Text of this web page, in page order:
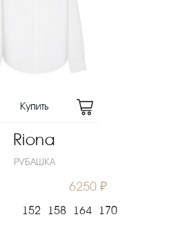
Riona
РУБАШКА
6250 ₽
152 158 164 170